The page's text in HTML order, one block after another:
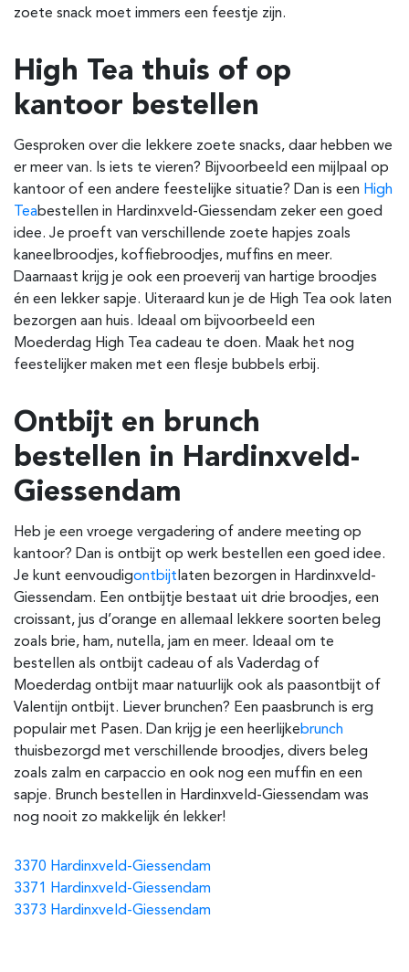
zoete snack moet immers een feestje zijn.
High Tea thuis of op
kantoor bestellen
Gesproken over die lekkere zoete snacks, daar hebben we
er meer van. Is iets te vieren? Bijvoorbeeld een mijlpaal op
kantoor of een andere feestelijke situatie? Dan is een High
Teabestellen in Hardinxveld-Giessendam zeker een goed
idee. Je proeft van verschillende zoete hapjes zoals
kaneelbroodjes, koffiebroodjes, muffins en meer.
Daarnaast krijg je ook een proeverij van hartige broodjes
én een lekker sapje. Uiteraard kun je de High Tea ook laten
bezorgen aan huis. Ideaal om bijvoorbeeld een
Moederdag High Tea cadeau te doen. Maak het nog
feestelijker maken met een flesje bubbels erbij.
Ontbijt en brunch
bestellen in Hardinxveld-
Giessendam
Heb je een vroege vergadering of andere meeting op
kantoor? Dan is ontbijt op werk bestellen een goed idee.
Je kunt eenvoudigontbijt laten bezorgen in Hardinxveld-
Giessendam. Een ontbijtje bestaat uit drie broodjes, een
croissant, jus d’orange en allemaal lekkere soorten beleg
zoals brie, ham, nutella, jam en meer. Ideaal om te
bestellen als ontbijt cadeau of als Vaderdag of
Moederdag ontbijt maar natuurlijk ook als paasontbijt of
Valentijn ontbijt. Liever brunchen? Een paasbrunch is erg
populair met Pasen. Dan krijg je een heerlijkebrunch
thuisbezorgd met verschillende broodjes, divers beleg
zoals zalm en carpaccio en ook nog een muffin en een
sapje. Brunch bestellen in Hardinxveld-Giessendam was
nog nooit zo makkelijk én lekker!
3370 Hardinxveld-Giessendam
3371 Hardinxveld-Giessendam
3373 Hardinxveld-Giessendam